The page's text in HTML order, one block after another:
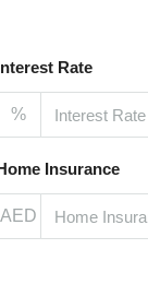
Rate
%
Insurance
AED